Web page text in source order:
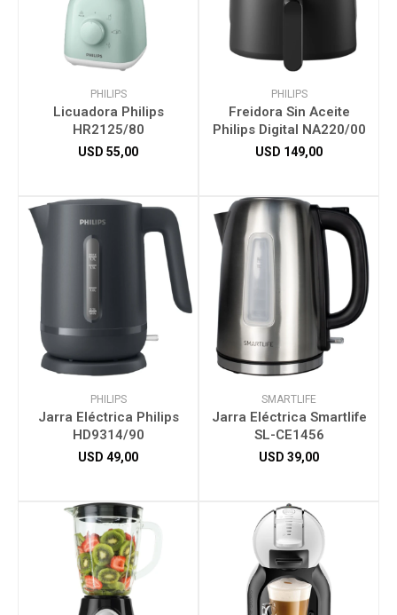
PHILIPS
Licuadora Philips
HR2125/80
USD 55,00
PHILIPS
Freidora Sin Aceite
Philips Digital NA220/00
USD 149,00
PHILIPS
Jarra Eléctrica Philips
HD9314/90
USD 49,00
SMARTLIFE
Jarra Eléctrica Smartlife
SL-CE1456
USD 39,00